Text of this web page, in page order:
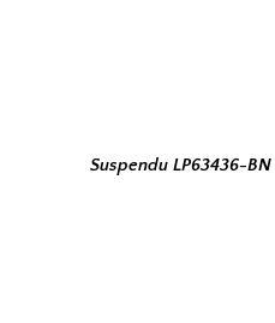
Suspendu LP63436-BN